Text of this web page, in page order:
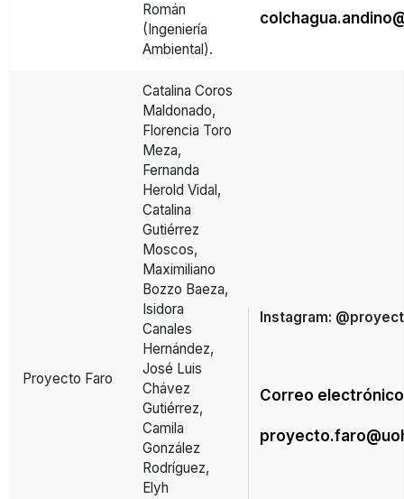
Román
(Ingeniería
Ambiental).
Proyecto Faro
Catalina Coros
Maldonado,
Florencia Toro
Meza,
Fernanda
Herold Vidal,
Catalina
Gutiérrez
Moscos,
Maximiliano
Bozzo Baeza,
Isidora
Canales
Hernández,
José Luis
Chávez
Gutiérrez,
Camila
González
Rodríguez,
Elyh
Instagram:
Correo